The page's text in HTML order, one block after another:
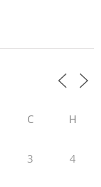
С Н
3 4